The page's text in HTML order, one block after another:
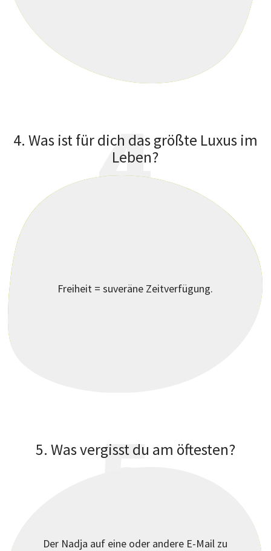
4
4. Was ist für dich das größte Luxus im
Leben?
Freiheit = suveräne Zeitverfügung.
?
5
5. Was vergisst du am öftesten?
Der Nadja auf eine oder andere E-Mail zu